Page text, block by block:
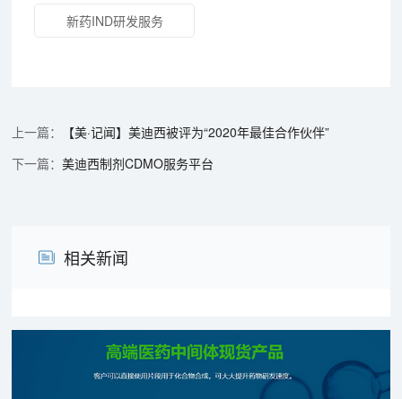
新药IND研发服务
【美·记闻】美迪西被评为“2020年最佳合作伙伴”
美迪西制剂CDMO服务平台
相关新闻